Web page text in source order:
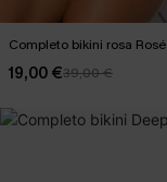
Completo bikini rosa
19,00 €39,00 €